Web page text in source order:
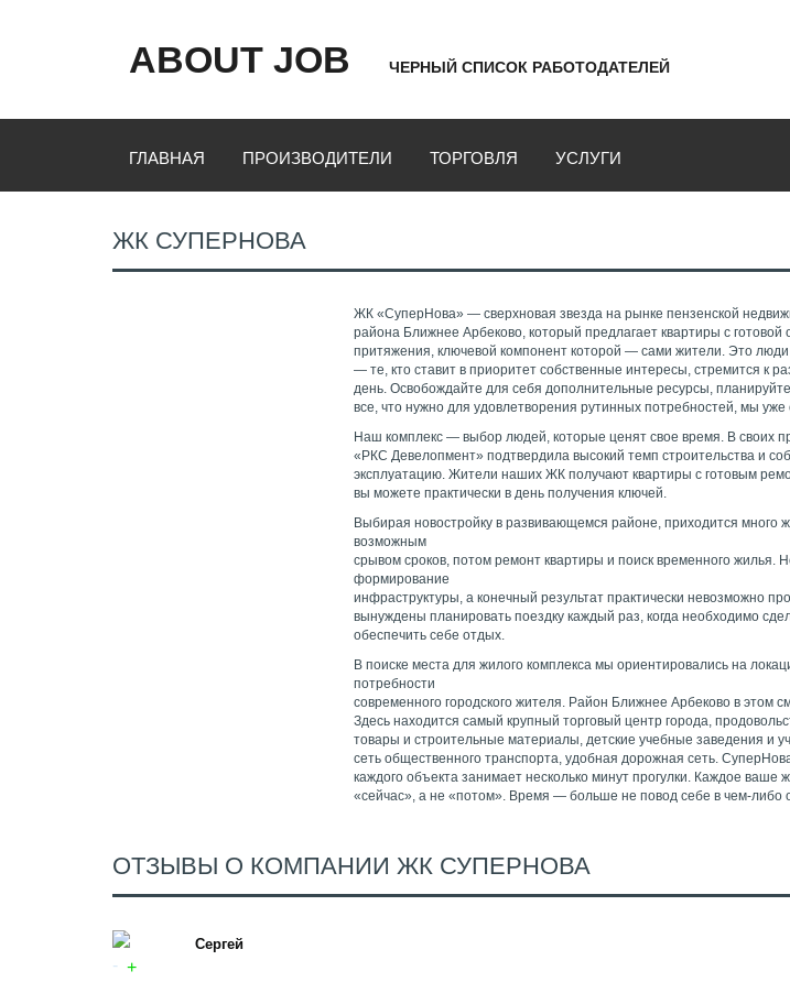
ABOUT JOB ЧЕРНЫЙ СПИСОК РАБОТОДАТЕЛЕЙ
ГЛАВНАЯ ПРОИЗВОДИТЕЛИ ТОРГОВЛЯ УСЛУГИ
ЖК СУПЕРНОВА
ЖК «СуперНова» — сверхновая звезда на рынке пензенской
района Ближнее Арбеково, который предлагает квартиры с
притяжения, ключевой компонент которой — сами жители. Это
— те, кто ставит в приоритет собственные интересы, стремится к
день. Освобождайте для себя дополнительные ресурсы,
все, что нужно для удовлетворения рутинных потребностей, мы
Наш комплекс — выбор людей, которые ценят свое время. В своих
«РКС Девелопмент» подтвердила высокий темп строительства и
эксплуатацию. Жители наших ЖК получают квартиры с готовым
вы можете практически в день получения ключей.
Выбирая новостройку в развивающемся районе, приходится много
возможным
срывом сроков, потом ремонт квартиры и поиск временного жилья.
формирование
инфраструктуры, а конечный результат практически невозможно
вынуждены планировать поездку каждый раз, когда необходимо
обеспечить себе отдых.
В поиске места для жилого комплекса мы ориентировались на
потребности
современного городского жителя. Район Ближнее Арбеково в этом
Здесь находится самый крупный торговый центр города,
товары и строительные материалы, детские учебные заведения и
сеть общественного транспорта, удобная дорожная сеть.
каждого объекта занимает несколько минут прогулки. Каждое
«сейчас», а не «потом». Время — больше не повод себе в чем-либо
ОТЗЫВЫ О КОМПАНИИ ЖК СУПЕРНОВА
Сергей